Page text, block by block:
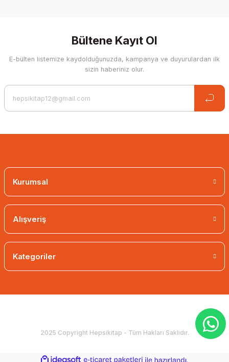
Bültene Kayıt Ol
E-bülten listemize kaydolduğunuzda, kampanya ve duyurulardan ilk
sizin haberiniz olur.
Kurumsal
Alışveriş
Kategoriler
2025 Copyright Hepsikitap - Tüm Hakları Saklıdır.
ideasoft e-